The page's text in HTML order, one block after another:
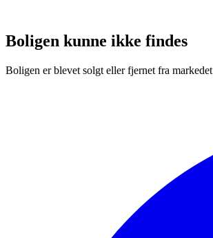
Boligen kunne ikke findes
Boligen er blevet solgt eller fjernet fra markedet